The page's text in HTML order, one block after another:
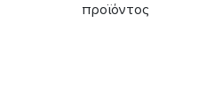
προϊόντος